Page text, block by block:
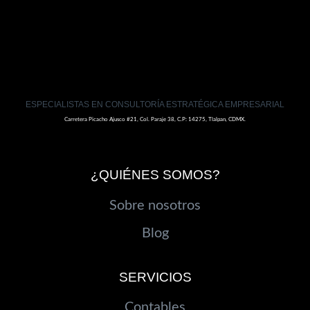
ESPECIALISTAS EN CONSULTORÍA ESTRATÉGICA EMPRESARIAL
Carretera Picacho Ajusco #21, Col. Paraje 38, C.P: 14275, Tlalpan, CDMX.
¿QUIÉNES SOMOS?
Sobre nosotros
Blog
SERVICIOS
Contables